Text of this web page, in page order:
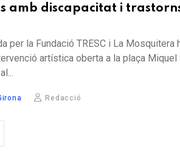
amb discapacitat i
per la Fundació TRESC i La Mosquitera
artística oberta a la plaça
Redacció